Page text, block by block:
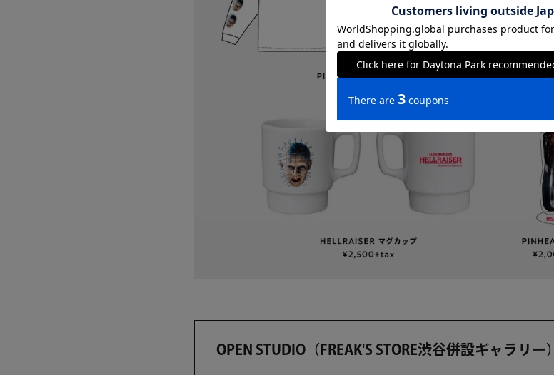
OPEN STUDIO（FREAK'S STORE渋谷併設ギャラリー）